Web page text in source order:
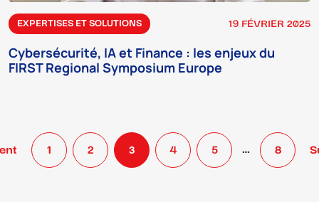
EXPERTISES ET SOLUTIONS 19 FÉVRIER 2025
Cybersécurité, IA et Finance : les enjeux du
FIRST Regional Symposium Europe
1 2 3 4 5 … 8